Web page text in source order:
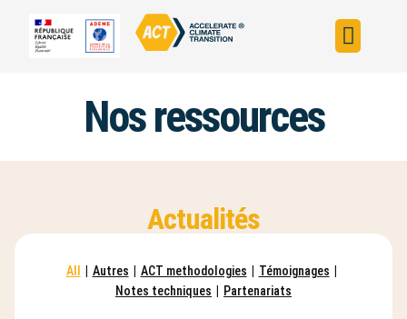
Nos ressources
Actualités
All Autres ACT methodologies Témoignages
Notes techniques
Partenariats